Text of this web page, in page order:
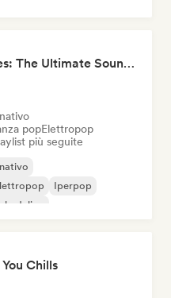
FIFA Soundscapes: The Ultimate Soundtrack ⚽️ Festival Indie, Electropop & Dance Anthems
popElettropop
più seguite
Iperpop
Chills